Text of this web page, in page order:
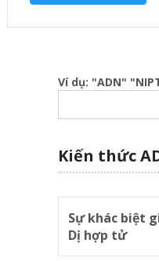
Ví dụ: "ADN"
Kiến thức
Sự khác biệt
Dị hợp tử